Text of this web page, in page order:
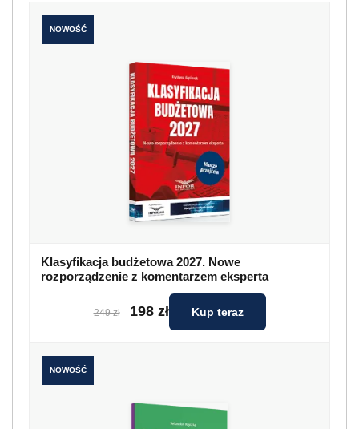
NOWOŚĆ
Klasyfikacja budżetowa 2027. Nowe
rozporządzenie z komentarzem eksperta
249 zł 198 zł Kup teraz
NOWOŚĆ